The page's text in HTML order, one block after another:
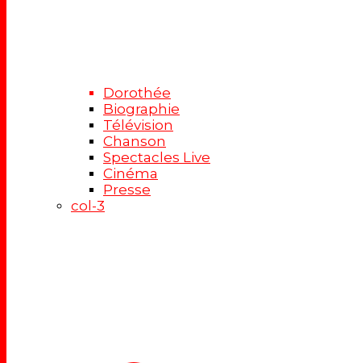
Dorothée
Biographie
Télévision
Chanson
Spectacles Live
Cinéma
Presse
col-3